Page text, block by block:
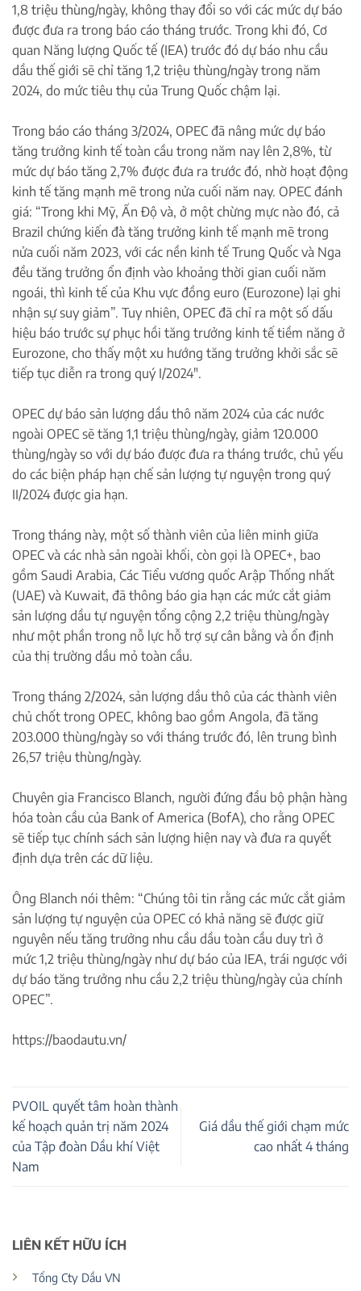
1,8 triệu thùng/ngày, không thay đổi so với các mức dự báo
được đưa ra trong báo cáo tháng trước. Trong khi đó, Cơ
quan Năng lượng Quốc tế (IEA) trước đó dự báo nhu cầu
dầu thế giới sẽ chỉ tăng 1,2 triệu thùng/ngày trong năm
2024, do mức tiêu thụ của Trung Quốc chậm lại.
Trong báo cáo tháng 3/2024, OPEC đã nâng mức dự báo
tăng trưởng kinh tế toàn cầu trong năm nay lên 2,8%, từ
mức dự báo tăng 2,7% được đưa ra trước đó, nhờ hoạt động
kinh tế tăng mạnh mẽ trong nửa cuối năm nay. OPEC đánh
giá: “Trong khi Mỹ, Ấn Độ và, ở một chừng mực nào đó, cả
Brazil chứng kiến đà tăng trưởng kinh tế mạnh mẽ trong
nửa cuối năm 2023, với các nền kinh tế Trung Quốc và Nga
đều tăng trưởng ổn định vào khoảng thời gian cuối năm
ngoái, thì kinh tế của Khu vực đồng euro (Eurozone) lại ghi
nhận sự suy giảm”. Tuy nhiên, OPEC đã chỉ ra một số dấu
hiệu báo trước sự phục hồi tăng trưởng kinh tế tiềm năng ở
Eurozone, cho thấy một xu hướng tăng trưởng khởi sắc sẽ
tiếp tục diễn ra trong quý I/2024″.
OPEC dự báo sản lượng dầu thô năm 2024 của các nước
ngoài OPEC sẽ tăng 1,1 triệu thùng/ngày, giảm 120.000
thùng/ngày so với dự báo được đưa ra tháng trước, chủ yếu
do các biện pháp hạn chế sản lượng tự nguyện trong quý
II/2024 được gia hạn.
Trong tháng này, một số thành viên của liên minh giữa
OPEC và các nhà sản ngoài khối, còn gọi là OPEC+, bao
gồm Saudi Arabia, Các Tiểu vương quốc Arập Thống nhất
(UAE) và Kuwait, đã thông báo gia hạn các mức cắt giảm
sản lượng dầu tự nguyện tổng cộng 2,2 triệu thùng/ngày
như một phần trong nỗ lực hỗ trợ sự cân bằng và ổn định
của thị trường dầu mỏ toàn cầu.
Trong tháng 2/2024, sản lượng dầu thô của các thành viên
chủ chốt trong OPEC, không bao gồm Angola, đã tăng
203.000 thùng/ngày so với tháng trước đó, lên trung bình
26,57 triệu thùng/ngày.
Chuyên gia Francisco Blanch, người đứng đầu bộ phận hàng
hóa toàn cầu của Bank of America (BofA), cho rằng OPEC
sẽ tiếp tục chính sách sản lượng hiện nay và đưa ra quyết
định dựa trên các dữ liệu.
Ông Blanch nói thêm: “Chúng tôi tin rằng các mức cắt giảm
sản lượng tự nguyện của OPEC có khả năng sẽ được giữ
nguyên nếu tăng trưởng nhu cầu dầu toàn cầu duy trì ở
mức 1,2 triệu thùng/ngày như dự báo của IEA, trái ngược với
dự báo tăng trưởng nhu cầu 2,2 triệu thùng/ngày của chính
OPEC”.
https://baodautu.vn/
PVOIL quyết tâm hoàn thành
kế hoạch quản trị năm 2024
của Tập đoàn Dầu khí Việt
Nam
Giá dầu thế giới chạm mức
cao nhất 4 tháng
LIÊN KẾT HỮU ÍCH
Tổng Cty Dầu VN